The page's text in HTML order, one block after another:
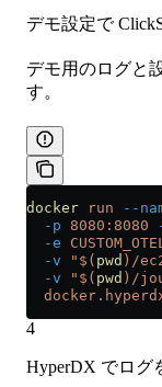
デモ設定で
デモ用のログと
す。
docker run --
  -p
8080:8080
  -e
  -v
"$( pwd )/
  -v
"$( pwd )/
4
HyperDX でログ